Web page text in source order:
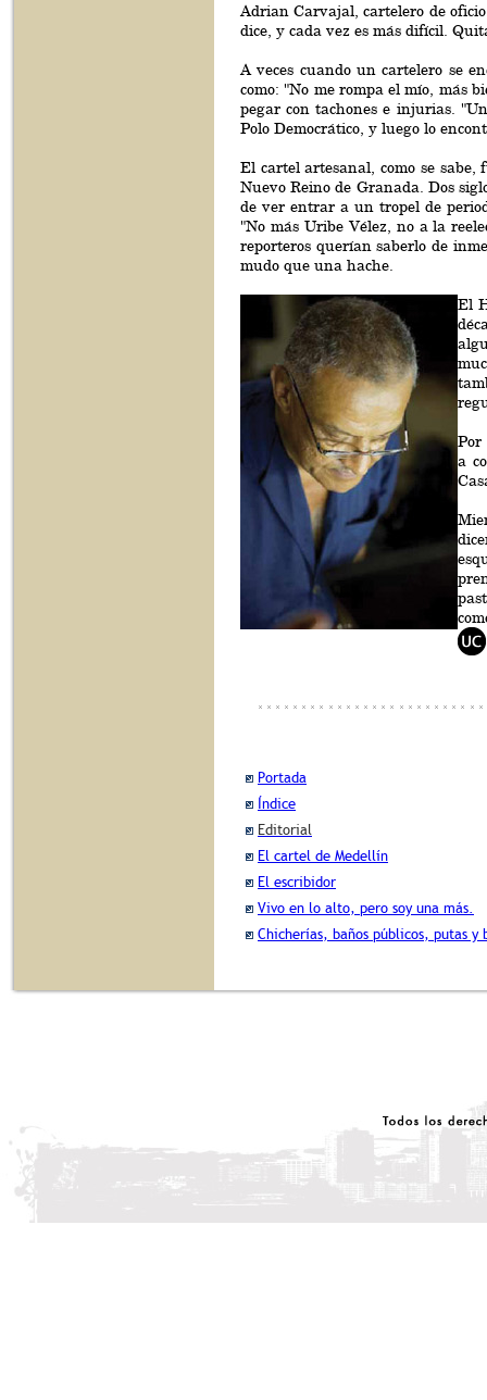
Adrian Carvajal, cartelero de
dice, y cada vez es más difícil.
A veces cuando un cartelero se
como: "No me rompa el mío, más
pegar con tachones e injurias.
Polo Democrático, y luego lo
El cartel artesanal, como se sabe,
Nuevo Reino de Granada. Dos
de ver entrar a un tropel de
"No más Uribe Vélez, no a la
reporteros querían saberlo de
mudo que una hache.
El
Por
a
Portada
Índice
Editorial
El cartel de Medellín
El escribidor
Vivo en lo alto, pero soy una más.
Chicherías, baños públicos, putas y